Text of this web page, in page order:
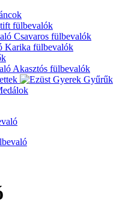
fülbevalók
Csavaros fülbevalók
Karika fülbevalók
Akasztós fülbevalók